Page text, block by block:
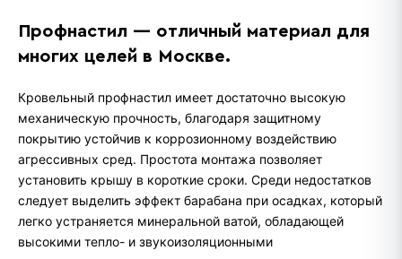
Профнастил — отличный материал для
многих целей в Москве.
Кровельный профнастил имеет достаточно высокую
механическую прочность, благодаря защитному
покрытию устойчив к коррозионному воздействию
агрессивных сред. Простота монтажа позволяет
установить крышу в короткие сроки. Среди недостатков
следует выделить эффект барабана при осадках, который
легко устраняется минеральной ватой, обладающей
высокими тепло- и звукоизоляционными